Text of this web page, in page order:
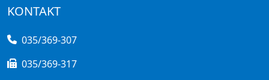
KONTAKT
035/369-307
035/369-317